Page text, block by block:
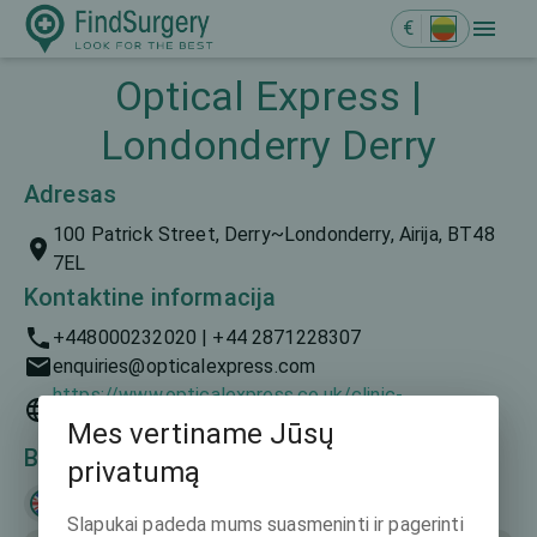
€
Optical Express |
Londonderry Derry
Adresas
100 Patrick Street, Derry~Londonderry, Airija, BT48
7EL
Kontaktine informacija
+448000232020 | +44 2871228307
enquiries@opticalexpress.com
https://www.opticalexpress.co.uk/clinic-
finder/northern-ireland/derry-londonderry
Bendravimo kalbos
Mes vertiname Jūsų
privatumą
Slapukai padeda mums suasmeninti ir pagerinti